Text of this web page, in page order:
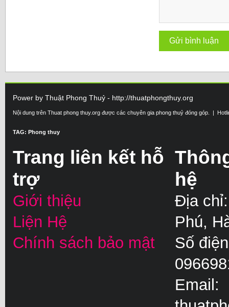
Power by Thuật Phong Thuỷ - http://thuatphongthuy.org
Nội dung trên Thuat phong thuy.org được các chuyên gia phong thuỷ đóng góp. |
TAG: Phong thuy
Trang liên kết hỗ
trợ
Giới thiệu
Liện Hệ
Chính sách bảo mật
hệ
Địa
Phú,
Số
Email: